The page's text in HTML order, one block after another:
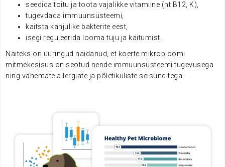
seedida toitu ja toota vajalikke vitamiine (nt B12, K),
tugevdada immuunsüsteemi,
kaitsta kahjulike bakterite eest,
isegi reguleerida looma tuju ja käitumist.
Näiteks on uuringud näidanud, et koerte mikrobioomi
mitmekesisus on seotud nende immuunsüsteemi tugevusega
ning vähemate allergiate ja põletikuliste seisunditega.